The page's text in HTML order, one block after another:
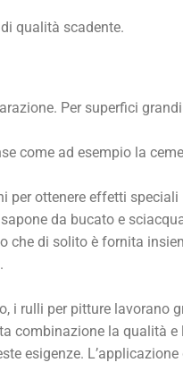
qualità scadente.
Per superfici
come ad esempio la
ottenere effetti speciali
da bucato e
che di solito è fornita
i rulli per pitture lavorano
combinazione la qualità
esigenze.